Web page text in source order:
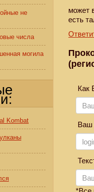
может
есть
Как
Ваш
не
числа
могила
Kombat